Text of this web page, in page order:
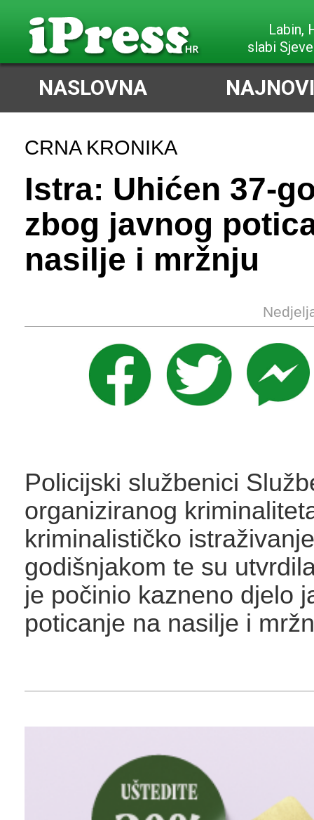
Labin,
slabi
NASLOVNA
CRNA KRONIKA
Istra: Uhićen 37-
zbog javnog
nasilje i mržnju
Policijski službenici
organiziranog
kriminalističko
godišnjakom te su
je počinio kazneno djelo
poticanje na nasilje i